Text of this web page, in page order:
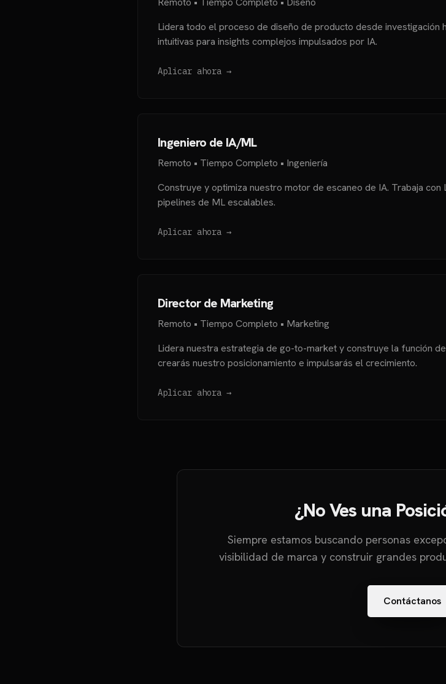
Lidera todo el proceso de diseño de producto desde
intuitivas para insights complejos impulsados por IA.
Aplicar ahora →
Ingeniero de IA/ML
Remoto • Tiempo Completo • Ingeniería
Construye y optimiza nuestro motor de escaneo de IA. Trabaja
pipelines de ML escalables.
Aplicar ahora →
Director de Marketing
Remoto • Tiempo Completo • Marketing
Lidera nuestra estrategia de go-to-market y construye la función
crearás nuestro posicionamiento e impulsarás el crecimiento.
Aplicar ahora →
¿No Ves una
Siempre estamos buscando personas
visibilidad de marca y construir grandes
Contáctanos